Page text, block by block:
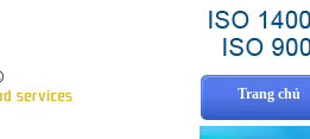
Trang chủ